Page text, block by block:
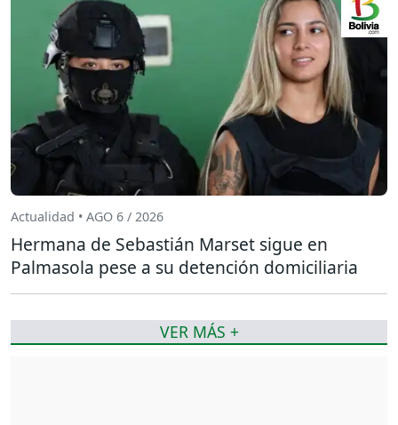
Actualidad • AGO 6 / 2026
Hermana de Sebastián Marset sigue en
Palmasola pese a su detención domiciliaria
VER MÁS +